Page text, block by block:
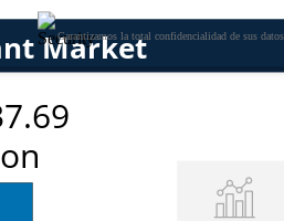
Garantizamos la total confidencialidad de sus datos